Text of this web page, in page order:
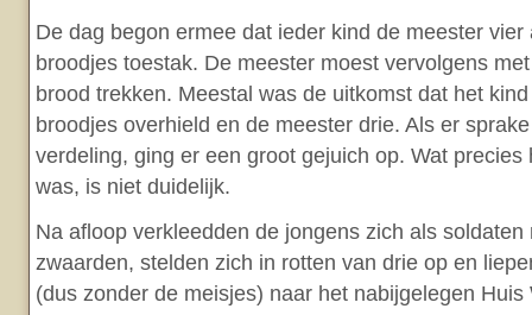
De dag begon ermee dat ieder kind de meester
broodjes toestak. De meester moest vervolgens
brood trekken. Meestal was de uitkomst dat het
broodjes overhield en de meester drie. Als er
verdeling, ging er een groot gejuich op. Wat precies
was, is niet duidelijk.
Na afloop verkleedden de jongens zich als soldaten
zwaarden, stelden zich in rotten van drie op en
(dus zonder de meisjes) naar het nabijgelegen Huis